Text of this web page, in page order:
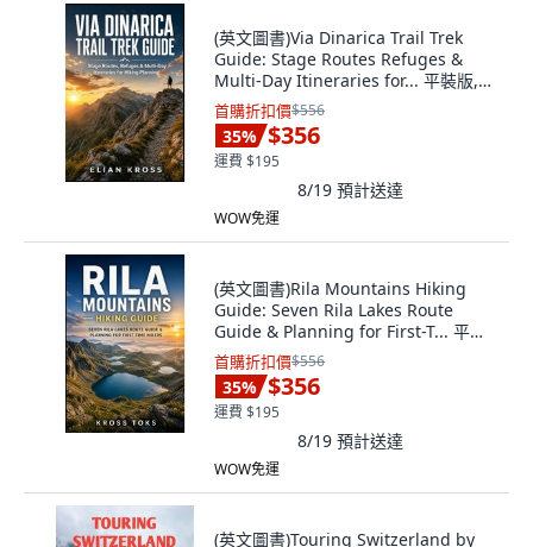
(英文圖書)Via Dinarica Trail Trek
Guide: Stage Routes Refuges &
Multi-Day Itineraries for... 平裝版,
Independently Published, 英文
首購折扣價$556
35% $356
運費 $195
8/19 預計送達
WOW免運
(英文圖書)Rila Mountains Hiking
Guide: Seven Rila Lakes Route
Guide & Planning for First-T... 平裝
版, Independently Published, 英文
首購折扣價$556
35% $356
運費 $195
8/19 預計送達
WOW免運
(英文圖書)Touring Switzerland by